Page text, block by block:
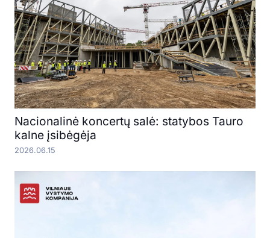
Nacionalinė koncertų salė: statybos Tauro
kalne įsibėgėja
2026.06.15